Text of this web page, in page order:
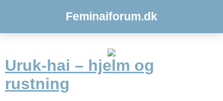
Feminaiforum.dk
Uruk-hai – hjelm og
rustning